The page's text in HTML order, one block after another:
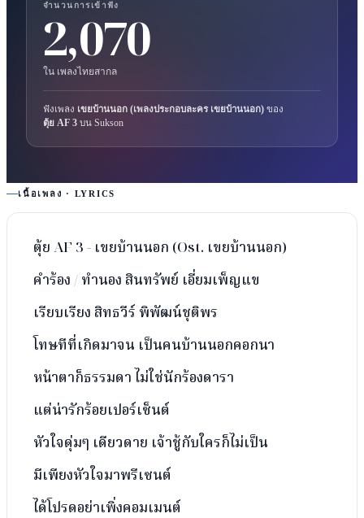
จำนวนการเข้าฟัง
2,070
ใน เพลงไทยสากล
ฟังเพลง เขยบ้านนอก (เพลงประกอบละคร เขยบ้านนอก) ของ
ตุ้ย AF 3 บน Sukson
เนื้อเพลง · LYRICS
ตุ้ย AF 3 - เขยบ้านนอก (Ost. เขยบ้านนอก)
คำร้อง / ทำนอง สินทรัพย์ เอี่ยมเพ็ญแข
เรียบเรียง สิทธวีร์ พิพัฒน์ชุติพร
โทษทีที่เกิดมาจน เป็นคนบ้านนอกคอกนา
หน้าตาก็ธรรมดา ไม่ใช่นักร้องดารา
แต่น่ารักร้อยเปอร์เซ็นต์
หัวใจดุ่มๆ เดียวดาย เจ้าชู้กับใครก็ไม่เป็น
มีเพียงหัวใจมาพรีเซนต์
ได้โปรดอย่าเพิ่งคอมเมนต์